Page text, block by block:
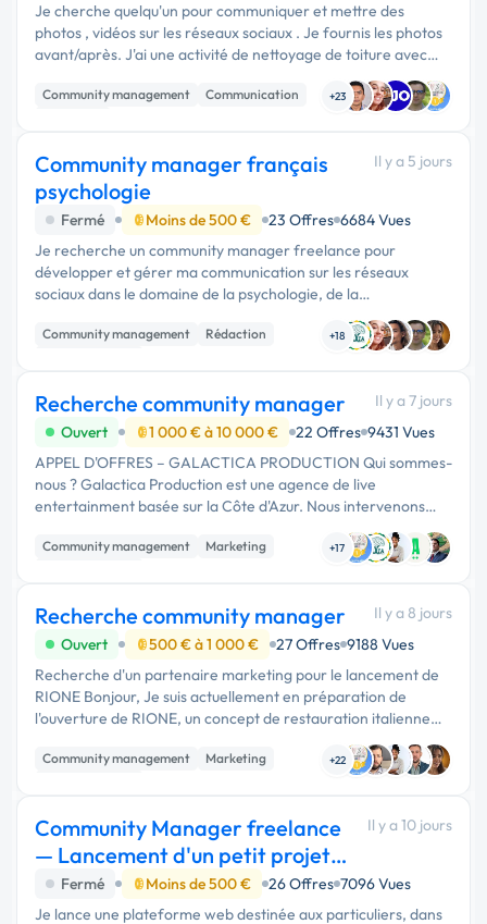
Je cherche quelqu'un pour communiquer et mettre des
photos , vidéos sur les réseaux sociaux . Je fournis les photos
avant/après. J'ai une activité de nettoyage de toiture avec
drone. Nettoyage de façade avec des perches. Nettoyage de
terrasse et ...
Community management
Communication
+23
Community manager français
psychologie
Il y a 5 jours
Fermé Moins de 500 € 23 Offres 6684 Vues
Je recherche un community manager freelance pour
développer et gérer ma communication sur les réseaux
sociaux dans le domaine de la psychologie, de la
psychothérapie et de la santé mentale. L’objectif est
d’améliorer ma visibilité, …
Community management
Rédaction
+18
Recherche community manager
Il y a 7 jours
Ouvert
1 000 € à 10 000 € 22 Offres 9431 Vues
APPEL D'OFFRES – GALACTICA PRODUCTION Qui sommes-
nous ? Galactica Production est une agence de live
entertainment basée sur la Côte d'Azur. Nous intervenons
principalement pour : mariages haut de gamme événements
corporate hôtels de luxe villas pr...
Community management
Marketing
+17
Recherche community manager
Il y a 8 jours
Ouvert
500 € à 1 000 € 27 Offres 9188 Vues
Recherche d'un partenaire marketing pour le lancement de
RIONE Bonjour, Je suis actuellement en préparation de
l'ouverture de RIONE, un concept de restauration italienne
fast-casual qui ouvrira prochainement en région parisienne.
Je recherche un...
Community management
Marketing
+22
Community Manager freelance
— Lancement d'un petit projet
web
Il y a 10 jours
Fermé Moins de 500 € 26 Offres 7096 Vues
Je lance une plateforme web destinée aux particuliers, dans